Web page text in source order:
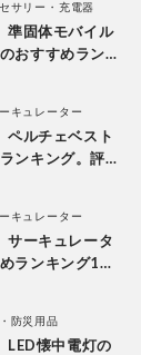
サリー・充電器
準固体モバイル
おすすめラン
キュレーター
ペルチェベスト
ンキング。評
キュレーター
サーキュレータ
ランキング10
防災用品
LED懐中電灯の